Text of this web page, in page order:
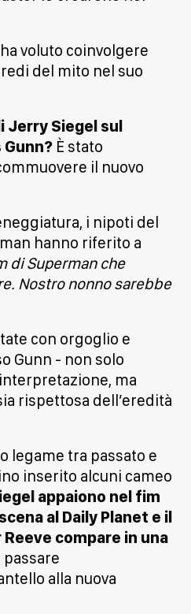
voluto coinvolgere
del mito nel suo
Jerry Siegel sul
È stato
il nuovo
i nipoti del
hanno riferito a
di Superman che
Nostro nonno sarebbe
con orgoglio e
Gunn - non solo
ma
rispettosa dell’eredità
legame tra passato e
inserito alcuni cameo
appaiono nel fim
al Daily Planet e il
compare in una
passare
alla nuova